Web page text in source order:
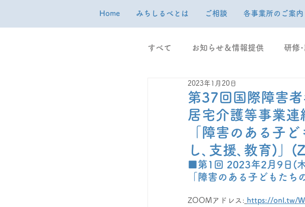
Home みちしるべとは ご相談 各事業所のご案内
すべて お知らせ＆情報提供 研修
第37回国際障害
居宅介護等事業
「障害のある子
し､支援､教育)」
2023年1月20日
■第1回 2023年2月9日(
「障害のある子どもたち
ZOOMアドレス: https://onl.tw/